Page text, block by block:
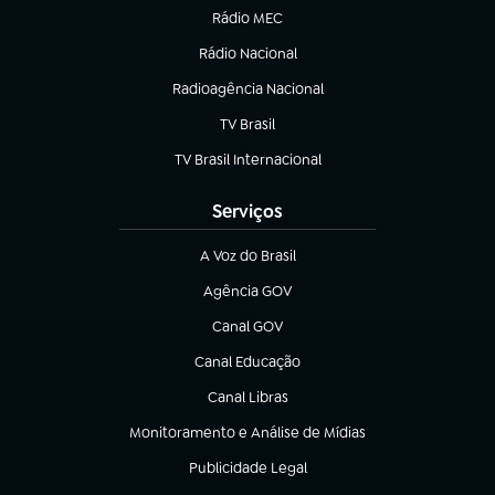
Rádio MEC
(abre em nova aba)
Rádio Nacional
Radioagência Nacional
(abre em nova aba)
TV Brasil
(abre em nova aba)
TV Brasil Internacional
(abre em nova aba)
Serviços
A Voz do Brasil
(abre em nova aba)
Agência GOV
(abre em nova aba)
Canal GOV
(abre em nova aba)
Canal Educação
(abre em nova aba)
Canal Libras
(abre em nova aba)
Monitoramento e Análise de Mídias
(abre em nova aba)
Publicidade Legal
(abre em nova aba)